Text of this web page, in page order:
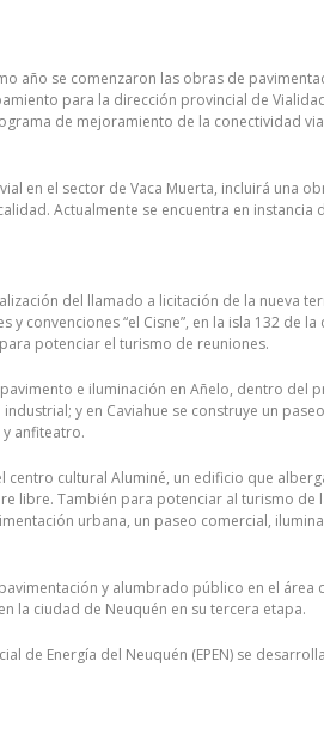
año se comenzaron las obras de
para la dirección provincial de
de mejoramiento de la conectividad
en el sector de Vaca Muerta, incluirá una
Actualmente se encuentra en
del llamado a licitación de la nueva
convenciones “el Cisne”, en la isla 132 de
potenciar el turismo de reuniones.
e iluminación en Añelo, dentro
y en Caviahue se construye un
anfiteatro.
centro cultural Aluminé, un edificio que
libre. También para potenciar al turismo
urbana, un paseo comercial,
y alumbrado público en el
la ciudad de Neuquén en su tercera etapa.
de Energía del Neuquén (EPEN) se